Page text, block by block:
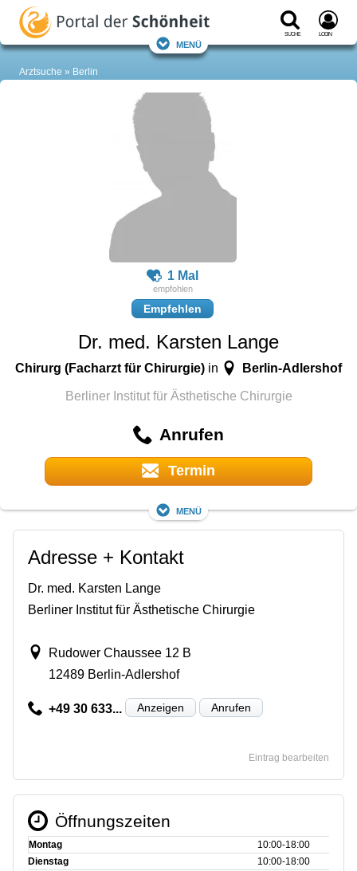
Suche Login
Menü
Arztsuche Berlin
1 Mal
Empfehlen
Dr. med. Karsten Lange
Chirurg (Facharzt für Chirurgie) in Berlin-Adlershof
Berliner Institut für Ästhetische Chirurgie
Anrufen
Termin
Menü
Adresse + Kontakt
Dr. med. Karsten Lange
Berliner Institut für Ästhetische Chirurgie
Rudower Chaussee 12 B
12489 Berlin-Adlershof
+49 30 633... Anzeigen Anrufen
Eintrag bearbeiten
Öffnungszeiten
Montag
10:00‑18:00
Dienstag
10:00‑18:00